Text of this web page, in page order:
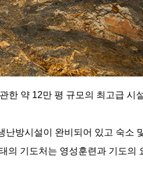
한 약 12만 평 규모의 최고급 시
방시설이 완비되어 있고 숙소
의 기도처는 영성훈련과 기도